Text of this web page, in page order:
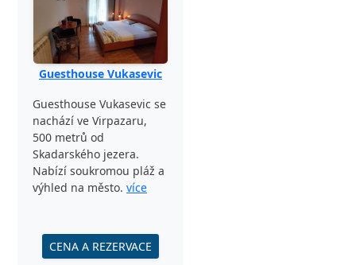
Guesthouse Vukasevic
Guesthouse Vukasevic se
nachází ve Virpazaru,
500 metrů od
Skadarského jezera.
Nabízí soukromou pláž a
výhled na město. více
CENA A REZERVACE